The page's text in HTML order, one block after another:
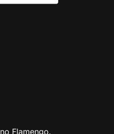
no Flamengo.